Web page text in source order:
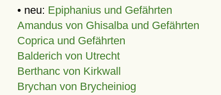
• neu: Epiphanius und Gefährten
Amandus von Ghisalba und Gefährten
Coprica und Gefährten
Balderich von Utrecht
Berthanc von Kirkwall
Brychan von Brycheiniog